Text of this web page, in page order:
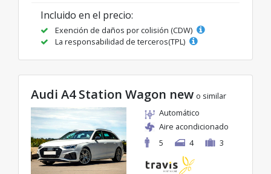
Incluido en el precio:
Exención de daños por colisión (CDW)
La responsabilidad de terceros(TPL)
Audi A4 Station Wagon new o similar
Automático
Aire acondicionado
5
4 3